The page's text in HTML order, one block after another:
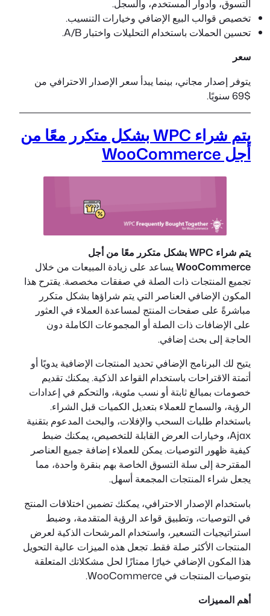
التسوق، وأدوار المستخدم، والسجل.
تخصيص قوالب البيع الإضافي وخيارات التنسيب.
تحسين الحملات باستخدام التحليلات واختبار A/B.
سعر
يتوفر إصدار مجاني، بينما يبدأ سعر الإصدار الاحترافي من
$69 سنويًا.
يتم شراء WPC بشكل متكرر معًا من
أجل WooCommerce
يتم شراء WPC بشكل متكرر معًا من أجل
WooCommerce يساعد على زيادة المبيعات من خلال
تجميع المنتجات ذات الصلة في صفقات مخصصة. يقترح هذا
المكون الإضافي العناصر التي يتم شراؤها بشكل متكرر
مباشرةً على صفحات المنتج لمساعدة العملاء في العثور
على الإضافات ذات الصلة أو المجموعات الكاملة دون
الحاجة إلى بحث إضافي.
يتيح لك البرنامج الإضافي تحديد المنتجات الإضافية يدويًا أو
أتمتة الاقتراحات باستخدام القواعد الذكية. يمكنك تقديم
خصومات بمبالغ ثابتة أو نسب مئوية، والتحكم في إعدادات
الرؤية، والسماح للعملاء بتعديل الكميات قبل الشراء.
باستخدام طلبات السحب والإفلات، والبحث المدعوم بتقنية
Ajax، وخيارات العرض القابلة للتخصيص، يمكنك ضبط
كيفية ظهور التوصيات. يمكن للعملاء إضافة جميع العناصر
المقترحة إلى سلة التسوق الخاصة بهم بنقرة واحدة، مما
يجعل شراء المنتجات المجمعة أسهل.
باستخدام الإصدار الاحترافي، يمكنك تضمين اختلافات المنتج
في التوصيات، وتطبيق قواعد الرؤية المتقدمة، وضبط
استراتيجيات التسعير، واستخدام المرشحات الذكية لعرض
المنتجات الأكثر صلة فقط. تجعل هذه الميزات عالية التحويل
هذا المكون الإضافي خيارًا ممتازًا لحل مشكلاتك المتعلقة
بتوصيات المنتجات في WooCommerce.
أهم المميزات